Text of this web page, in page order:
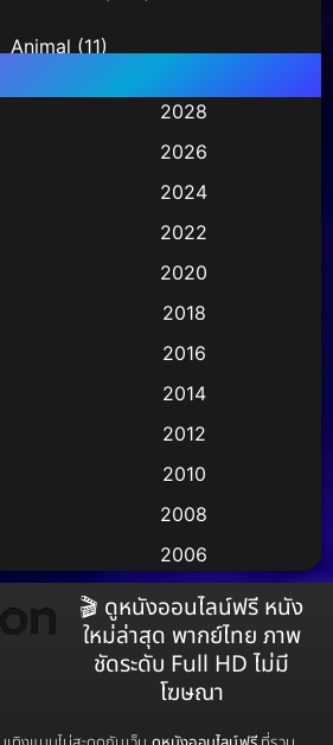
Animal (11)
การ์ตูน(245)
Story สร้างจากเรื่องจริง(3)
True Story เรื่องจริง(38)
True Story เรื่องจริง(73)
2028
2026
2024
2022
2020
2018
2016
2014
2012
2010
2008
2006
2004
2002
2000
🎬 ดูหนังออนไลน์ฟรี หนัง
ใหม่ล่าสุด พากย์ไทย ภาพ
ชัดระดับ Full HD ไม่มี
โฆษณา